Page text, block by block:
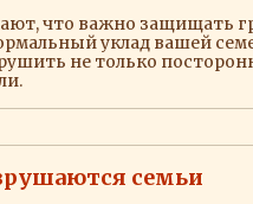
что важно защищать
уклад вашей
не только
семьи